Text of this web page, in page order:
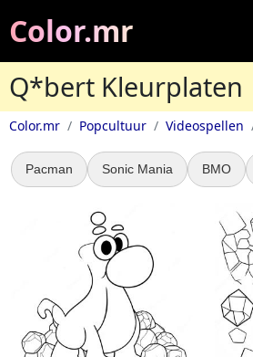
Color.mr
Q*bert Kleurplaten
Color.mr Popcultuur Videospellen
Pacman Sonic Mania BMO